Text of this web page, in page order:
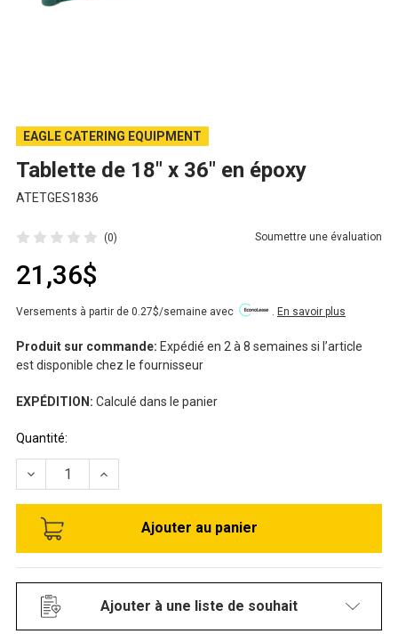
EAGLE CATERING EQUIPMENT
Tablette de 18" x 36" en époxy
ATETGES1836
(0) Soumettre une évaluation
21,36$
Versements à partir de 0.27$/semaine avec . En savoir plus
Produit sur commande: Expédié en 2 à 8 semaines si l’article
est disponible chez le fournisseur
EXPÉDITION: Calculé dans le panier
Stock
disponible:
Quantité:
RÉDUIRE LA QUANTITÉ DE TABLETTE DE 18" X 36" EN
AUGMENTER LA QUANTITÉ DE TABLETTE DE
Ajouter à une liste de souhait